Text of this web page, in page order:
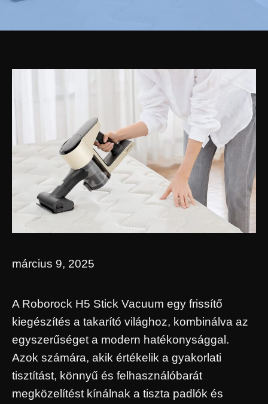
március 9, 2025
A Roborock H5 Stick Vacuum egy frissítő
kiegészítés a takarító világhoz, kombinálva az
egyszerűséget a modern hatékonysággal.
Azok számára, akik értékelik a gyakorlati
tisztítást, könnyű és felhasználóbarát
megközelítést kínálnak a tiszta padlók és